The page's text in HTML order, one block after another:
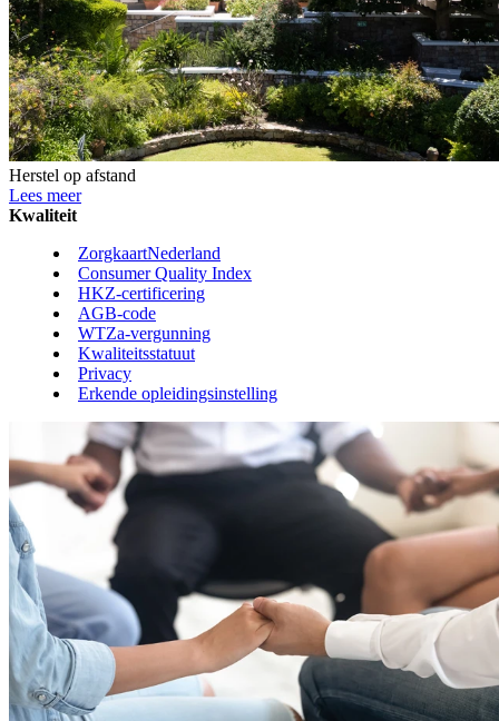
Herstel op afstand
Lees meer
Kwaliteit
ZorgkaartNederland
Consumer Quality Index
HKZ-certificering
AGB-code
WTZa-vergunning
Kwaliteitsstatuut
Privacy
Erkende opleidingsinstelling